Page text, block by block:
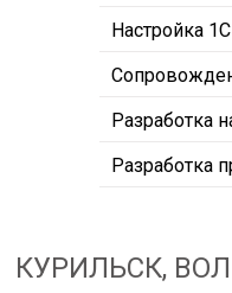
Настройка 1С
Разработка
Разработка
КУРИЛЬСК,